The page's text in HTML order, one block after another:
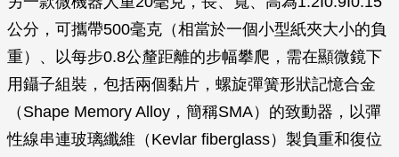
公分，可攜帶500毫克（相當於一個小型紙夾大小的負
重）、以每步0.8公釐距離的步幅攀爬，需在顯微鏡下
用鑷子組裝，包括兩個黏片，螺旋彈簧形狀記憶合金
（Shape Memory Alloy，簡稱SMA）的致動器，以彈
性線串連玻璃纖維（Kevlar fiberglass）製負重和復位